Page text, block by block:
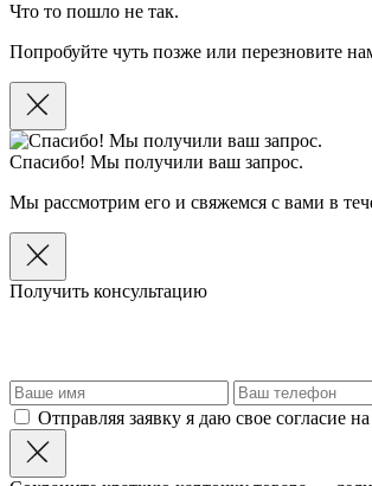
Что то пошло не так.
Попробуйте чуть позже или перезновите
Спасибо! Мы получили ваш запрос.
Мы рассмотрим его и свяжемся с вами в
Получить консультацию
Отправляя заявку я даю свое согласие